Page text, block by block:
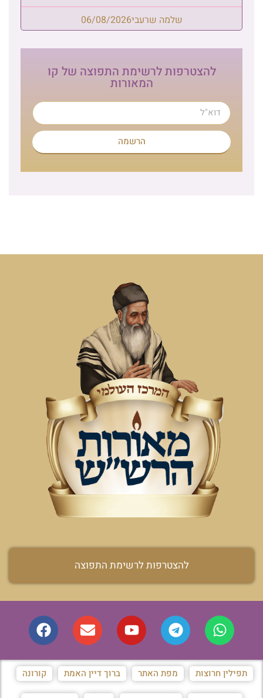
שלמה שרעבי06/08/2026
להצטרפות לרשימת התפוצה של קו
המאורות
הרשמה
להצטרפות לרשימת התפוצה
תפילין חרוצות מפת האתר ברוך דיין האמת קורונה